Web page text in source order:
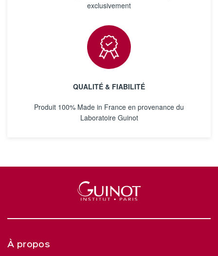
exclusivement
QUALITÉ & FIABILITÉ
Produit 100% Made in France en provenance du
Laboratoire Guinot
À propos